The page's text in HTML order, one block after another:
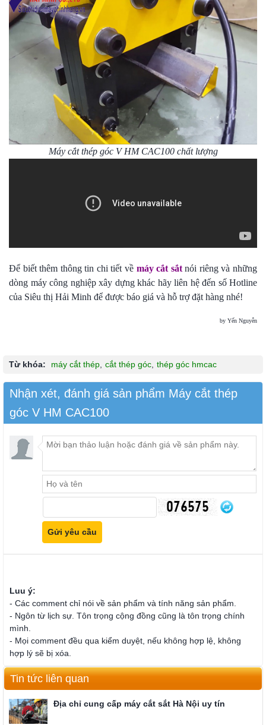
Máy cắt thép góc V HM CAC100 chất lượng
Để biết thêm thông tin chi tiết về máy cắt sắtnói riêng và những
dòng máy công nghiệp xây dựng khác hãy liên hệ đến số Hotline
của Siêu thị Hải Minh để được báo giá và hỗ trợ đặt hàng nhé!
by Yến Nguyễn
Từ khóa: máy cắt thép cắt thép góc thép góc hmcac
Nhận xét, đánh giá sản phẩm Máy cắt thép
góc V HM CAC100
Luu ý:
- Các comment chỉ nói về sản phẩm và tính năng sản phẩm.
- Ngôn từ lịch sự. Tôn trọng cộng đồng cũng là tôn trọng chính
mình.
- Mọi comment đều qua kiểm duyệt, nếu không hợp lệ, không
hợp lý sẽ bị xóa.
Tin tức liên quan
Địa chỉ cung cấp máy cắt sắt Hà Nội uy tín